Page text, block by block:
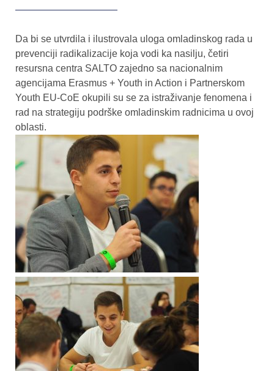
Da bi se utvrdila i ilustrovala uloga omladinskog rada u
prevenciji radikalizacije koja vodi ka nasilju, četiri
resursna centra SALTO zajedno sa nacionalnim
agencijama Erasmus + Youth in Action i Partnerskom
Youth EU-CoE okupili su se za istraživanje fenomena i
rad na strategiju podrške omladinskim radnicima u ovoj
oblasti.